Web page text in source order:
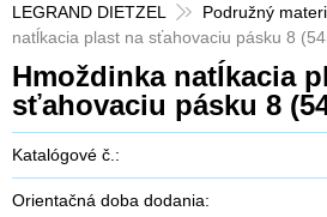
LEGRAND DIETZEL
Podružný
natĺkacia plast na sťahovaciu pásku 8
Hmoždinka natĺkacia
sťahovaciu pásku 8
Katalógové č.:
Orientačná doba dodania: